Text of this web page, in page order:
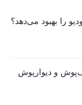
را بهبود می‌دهد؟
و دیوارپوش